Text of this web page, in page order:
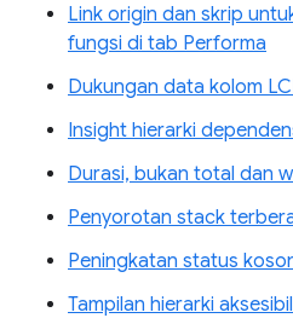
Link origin dan skrip
fungsi di tab Performa
Dukungan data kolom
Insight hierarki
Durasi, bukan total dan
Penyorotan stack
Peningkatan status
Tampilan hierarki